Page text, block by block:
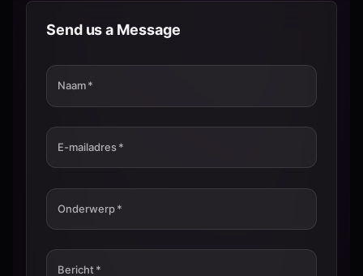
Send us a Message
Naam*
E-mailadres*
Onderwerp*
Bericht*